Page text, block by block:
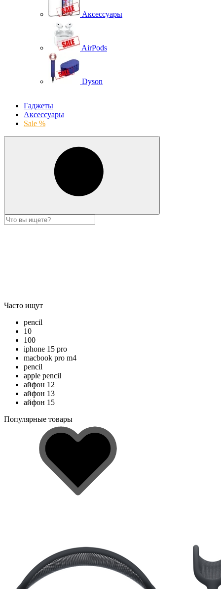
Аксессуары
AirPods
Dyson
Гаджеты
Аксессуары
Sale %
Часто ищут
pencil
10
100
iphone 15 pro
macbook pro m4
pencil
apple pencil
айфон 12
айфон 13
айфон 15
Популярные товары